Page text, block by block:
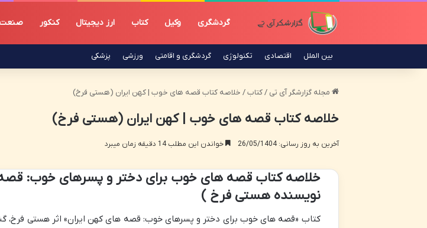
گردشگری وکیل کتاب ارز دیجیتال کنکور صنعت
بین الملل اقتصادی تکنولوژی گردشگری و اقامتی ورزشی پزشکی
مجله گزارشگر آی تی / کتاب / خلاصه کتاب قصه های خوب | کهن ایران (هستی فرخ)
خلاصه کتاب قصه های خوب | کهن ایران (هستی فرخ)
آخرین به روز رسانی: 26/05/1404 خواندن این مطلب 14 دقیقه زمان میبرد
خلاصه کتاب قصه های خوب برای دختر و پسرهای خوب:
نویسنده هستی فرخ )
کتاب «قصه های خوب برای دختر و پسرهای خوب: قصه های کهن ایران» اثر هستی فرخ،